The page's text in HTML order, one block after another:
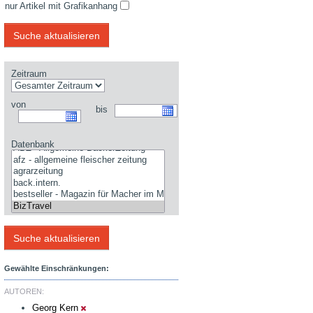
nur Artikel mit Grafikanhang
Zeitraum
von bis
Datenbank
Gewählte Einschränkungen:
AUTOREN:
Georg Kern